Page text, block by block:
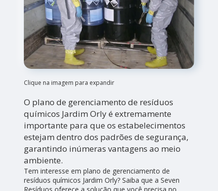
Clique na imagem para expandir
O plano de gerenciamento de resíduos
químicos Jardim Orly é extremamente
importante para que os estabelecimentos
estejam dentro dos padrões de segurança,
garantindo inúmeras vantagens ao meio
ambiente.
Tem interesse em plano de gerenciamento de
resíduos químicos Jardim Orly? Saiba que a Seven